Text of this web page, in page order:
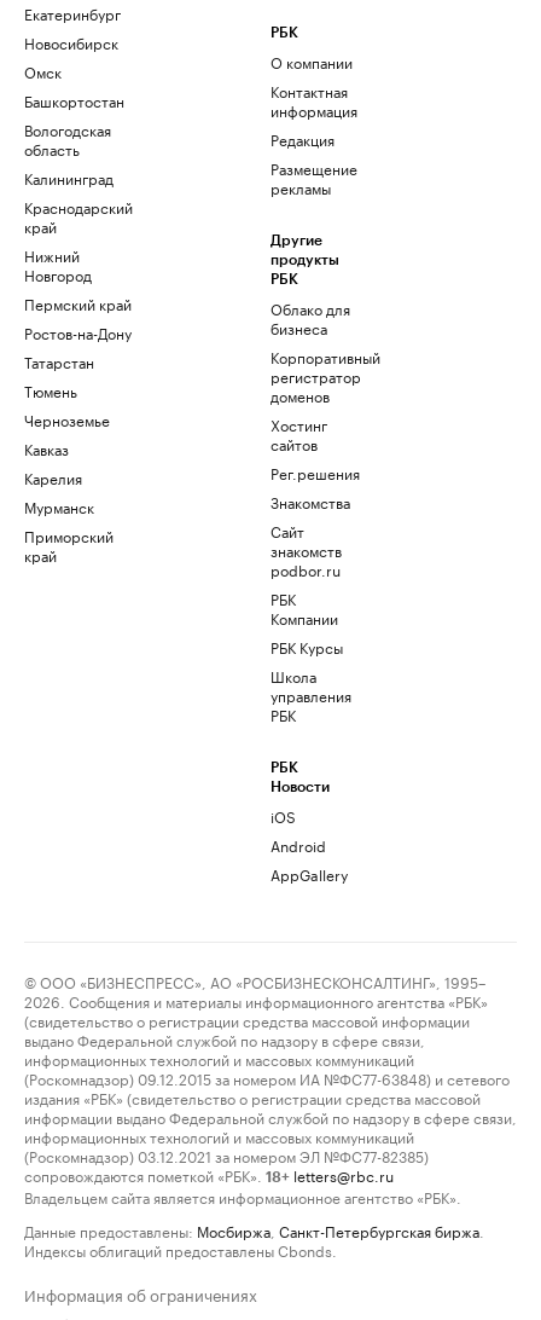
Екатеринбург
Новосибирск
Омск
Башкортостан
Вологодская
область
Калининград
Краснодарский
край
Нижний
Новгород
Пермский край
Ростов-на-Дону
Татарстан
Тюмень
Черноземье
Кавказ
Карелия
Мурманск
Приморский
край
РБК
О компании
Контактная
информация
Редакция
Размещение
рекламы
Другие
продукты
РБК
Облако для
бизнеса
Корпоративный
регистратор
доменов
Хостинг
сайтов
Рег.решения
Знакомства
Сайт
знакомств
podbor.ru
РБК
Компании
РБК Курсы
Школа
управления
РБК
РБК
Новости
iOS
Android
AppGallery
© ООО «БИЗНЕСПРЕСС», АО «РОСБИЗНЕСКОНСАЛТИНГ», 1995–
2026. Сообщения и материалы информационного агентства «РБК»
(свидетельство о регистрации средства массовой информации
выдано Федеральной службой по надзору в сфере связи,
информационных технологий и массовых коммуникаций
(Роскомнадзор) 09.12.2015 за номером ИА №ФС77-63848) и сетевого
издания «РБК» (свидетельство о регистрации средства массовой
информации выдано Федеральной службой по надзору в сфере связи,
информационных технологий и массовых коммуникаций
(Роскомнадзор) 03.12.2021 за номером ЭЛ №ФС77-82385)
сопровождаются пометкой «РБК».
18+ letters@rbc.ru
Владельцем сайта является информационное агентство «РБК».
Данные предоставлены: Мосбиржа Санкт-Петербургская биржа
Индексы облигаций предоставлены Cbonds.
Информация об ограничениях